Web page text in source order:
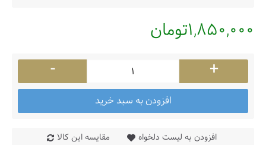
1,850,000تومان
- +
افزودن به سبد خرید
افزودن به لیست دلخواه مقایسه این کالا